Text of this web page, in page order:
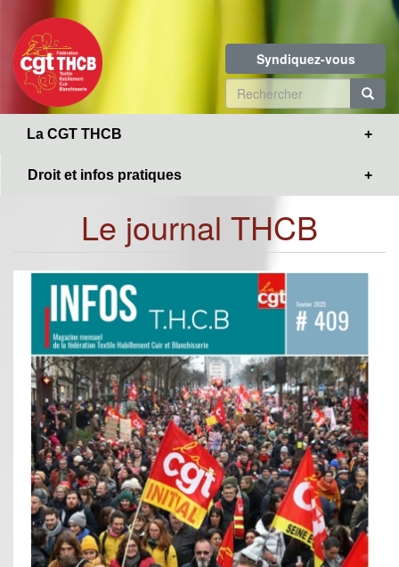
contenu
principal
Syndiquez-vous
Formulaire
de
La CGT THCB
Droit et infos pratiques
Le journal THCB